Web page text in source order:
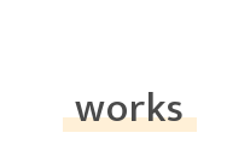
works